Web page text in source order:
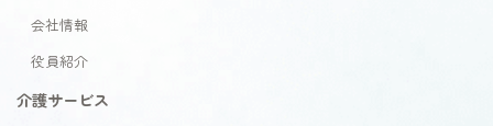
会社情報
役員紹介
介護サービス